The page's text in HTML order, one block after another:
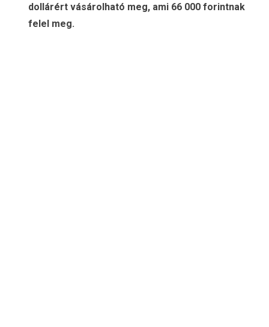
dollárért vásárolható meg, ami 66 000 forintnak
felel meg.